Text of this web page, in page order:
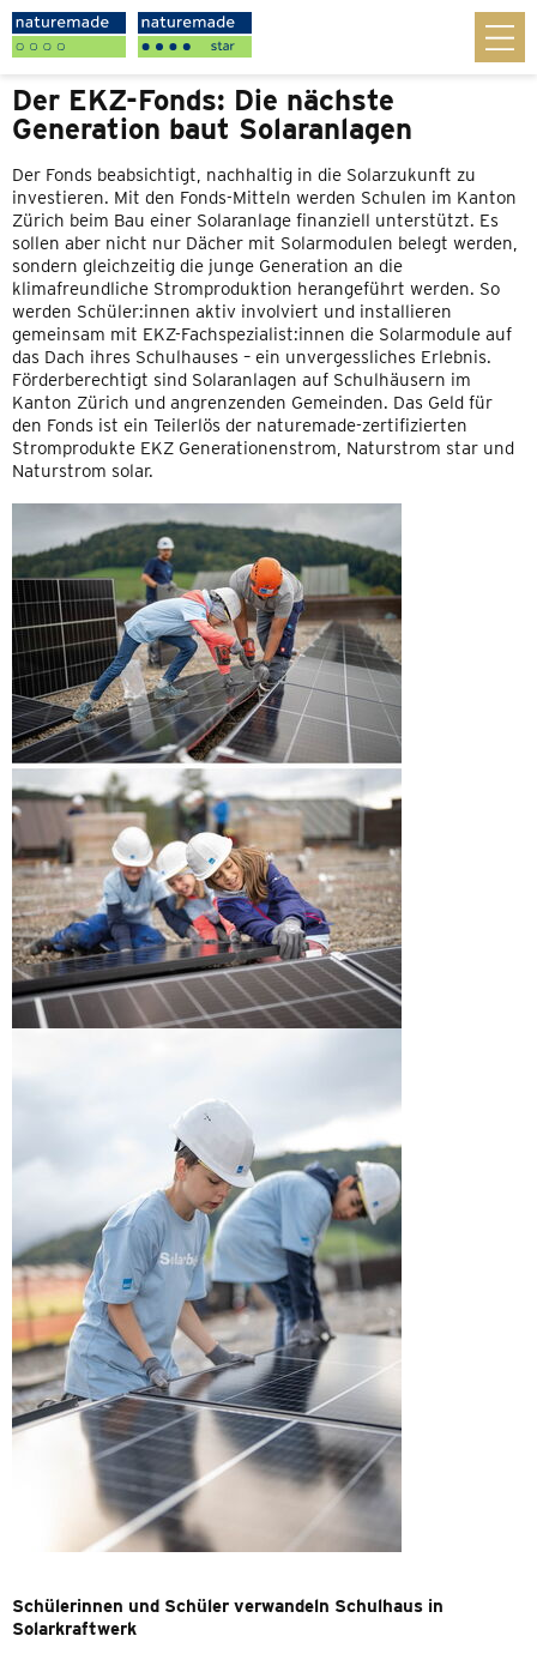
Der EKZ-Fonds: Die nächste
Generation baut Solaranlagen
Der Fonds beabsichtigt, nachhaltig in die Solarzukunft zu
investieren. Mit den Fonds-Mitteln werden Schulen im Kanton
Zürich beim Bau einer Solaranlage finanziell unterstützt. Es
sollen aber nicht nur Dächer mit Solarmodulen belegt werden,
sondern gleichzeitig die junge Generation an die
klimafreundliche Stromproduktion herangeführt werden. So
werden Schüler:innen aktiv involviert und installieren
gemeinsam mit EKZ-Fachspezialist:innen die Solarmodule auf
das Dach ihres Schulhauses – ein unvergessliches Erlebnis.
Förderberechtigt sind Solaranlagen auf Schulhäusern im
Kanton Zürich und angrenzenden Gemeinden. Das Geld für
den Fonds ist ein Teilerlös der naturemade-zertifizierten
Stromprodukte EKZ Generationenstrom, Naturstrom star und
Naturstrom solar.
Schülerinnen und Schüler verwandeln Schulhaus in
Solarkraftwerk